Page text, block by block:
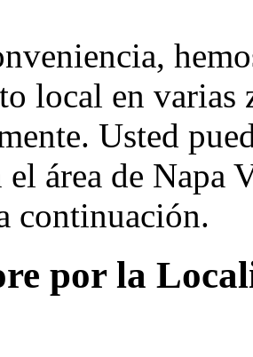
local en varias
Usted
el área de Napa
continuación.
por la